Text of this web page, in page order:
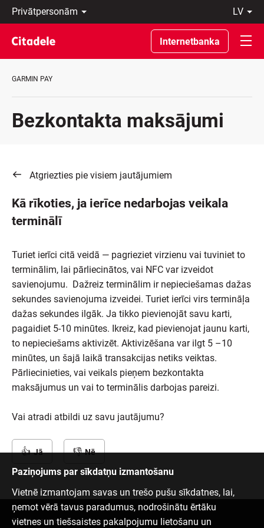
Privātpersonām
Uzņēmumiem
Private
Banking
Par
C
lv
Latviski
По-
русски
In
Internetbanka
GARMIN PAY
Bezkontakta maksājumi
Atgriezties pie visiem jautājumiem
Kā rīkoties, ja ierīce nedarbojas veikala
terminālī
Turiet ierīci citā veidā — pagrieziet virzienu vai tuviniet to
terminālim, lai pārliecinātos, vai NFC var izveidot
savienojumu. Dažreiz terminālim ir nepieciešamas dažas
sekundes savienojuma izveidei. Turiet ierīci virs termināļa
dažas sekundes ilgāk. Ja tikko pievienojāt savu karti,
pagaidiet 5-10 minūtes. Ikreiz, kad pievienojat jaunu karti,
to nepieciešams aktivizēt. Aktivizēšana var ilgt 5 –10
minūtes, un šajā laikā transakcijas netiks veiktas.
Pārliecinieties, vai veikals pieņem bezkontakta
maksājumus un vai to terminālis darbojas pareizi.
Vai atradi atbildi uz savu jautājumu?
Jā Nē
Paziņojums par sīkdatņu izmantošanu
Vietnē izmantojam savas un trešo pušu sīkdatnes, lai,
ņemot vērā tavus paradumus, nodrošinātu ērtāku
vietnes un tiešsaistes pakalpojumu lietošanu un
Sazinies ar mums